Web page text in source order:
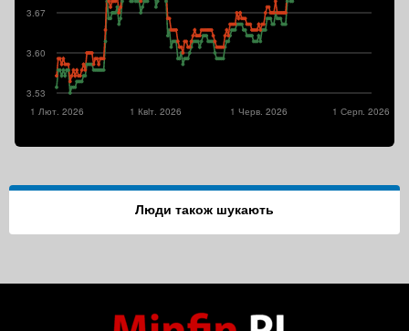
3.53
3.60
3.67
1 Серп. 2026
1 Черв. 2026
1 Квiт. 2026
1 Лют. 2026
Люди також шукають